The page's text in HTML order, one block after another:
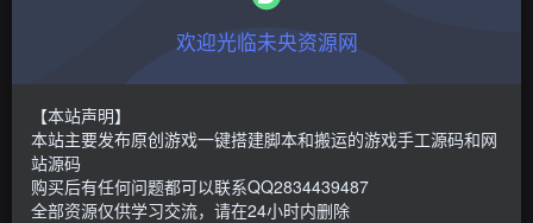
欢迎光临未央资源网
【本站声明】
本站主要发布原创游戏一键搭建脚本和搬运的游戏手工源码和网
站源码
购买后有任何问题都可以联系QQ2834439487
全部资源仅供学习交流，请在24小时内删除